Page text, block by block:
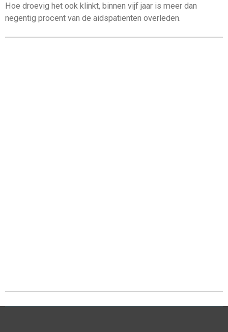
Hoe droevig het ook klinkt, binnen vijf jaar is meer dan
negentig procent van de aidspatienten overleden.